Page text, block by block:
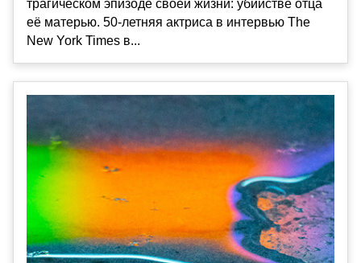
трагическом эпизоде своей жизни: убийстве отца
её матерью. 50-летняя актриса в интервью The
New York Times в...